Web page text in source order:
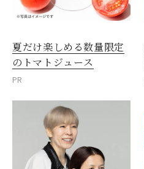
夏だけ楽しめる数量限定
のトマトジュース
PR